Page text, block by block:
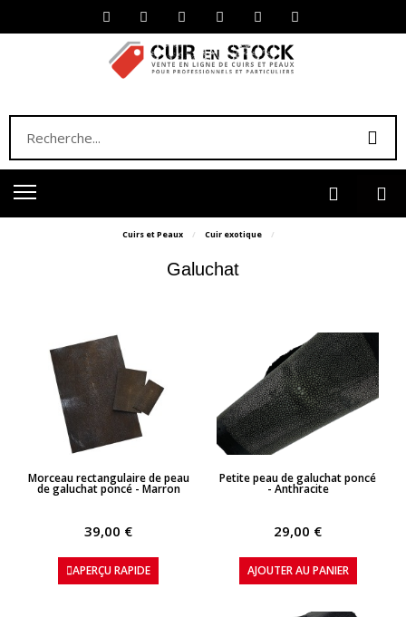
Cuirs et Peaux Cuir exotique
Galuchat
APERÇU RAPIDE
Morceau rectangulaire de peau
de galuchat poncé - Marron
39,00 €
APERÇU RAPIDE
APERÇU RAPIDE
Petite peau de galuchat poncé
- Anthracite
29,00 €
AJOUTER AU PANIER